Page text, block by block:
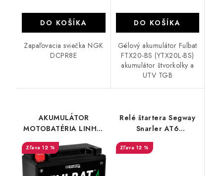
DO KOŠÍKA
Zapaľovacia sviečka NGK
DCPR8E
DO KOŠÍKA
Gélový akumulátor Fulbat
FTX20-BS (YTX20L-BS)
akumulátor štvorkolky a
UTV TGB
AKUMULÁTOR
MOTOBATÉRIA LINHAI
FULBAT Gel FTX20L-
BS/YTX20L-BS
12 %
Relé štartera Segway
Snarler AT6
12 %